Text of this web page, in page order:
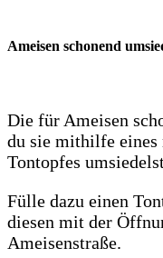
Ameisen schonend
Die für Ameisen
du sie mithilfe
Tontopfes
Fülle dazu einen
diesen mit der
Ameisenstraße.